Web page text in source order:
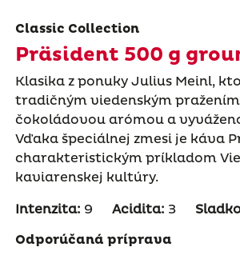
Classic Collection
Präsident 500 g
Klasika z ponuky Julius Meinl,
tradičným viedenským
čokoládovou arómou a
Vďaka špeciálnej zmesi je káva
charakteristickým príkladom
kaviarenskej kultúry.
Intenzita: 9 Acidita: 3
Odporúčaná príprava